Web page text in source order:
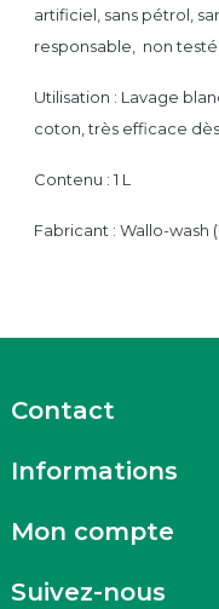
artificiel, sans pétrol,
responsable, non testé
Utilisation : Lavage
coton, très efficace
Contenu : 1 L
Fabricant : Wallo-wash
Contact
Informations
Mon compte
Suivez-nous